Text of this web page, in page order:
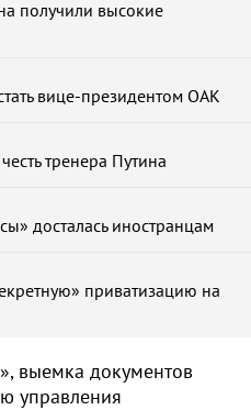
получили высокие
вице-президентом ОАК
тренера Путина
досталась иностранцам
приватизацию на
выемка документов
управления